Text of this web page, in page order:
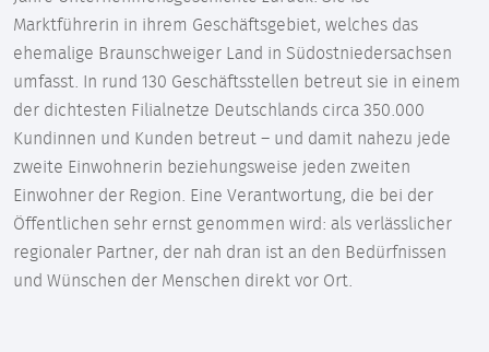
Marktführerin in ihrem Geschäftsgebiet, welches das
ehemalige Braunschweiger Land in Südostniedersachsen
umfasst. In rund 130 Geschäftsstellen betreut sie in einem
der dichtesten Filialnetze Deutschlands circa 350.000
Kundinnen und Kunden betreut – und damit nahezu jede
zweite Einwohnerin beziehungsweise jeden zweiten
Einwohner der Region. Eine Verantwortung, die bei der
Öffentlichen sehr ernst genommen wird: als verlässlicher
regionaler Partner, der nah dran ist an den Bedürfnissen
und Wünschen der Menschen direkt vor Ort.